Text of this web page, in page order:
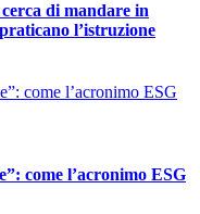
di mandare in
l’istruzione
come l’acronimo ESG